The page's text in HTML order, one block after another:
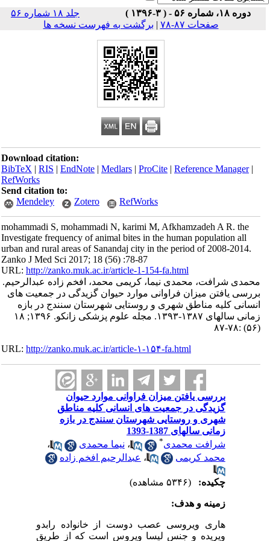
جلد ۱۸ شماره ۵۶
|برگشت به فهرست نسخه ها
Download citation:
BibTeX|RIS| EndNote |Medlars |ProCite|Reference
RefWorks
Send citation to:
Mendeley
Zotero RefWorks
mohammadi S, mohammadi N, karimi M, Afkhamzadeh A
Investigate frequency of animal bites in the human
urban and rural areas of Sanandaj city in the period of
Zanko J Med Sci 2017; 18 (56) :78-87
URL:http://zanko.muk.ac.ir/article-1-154-fa.html
محمدی نیما، کریمی محمد، افخم زاده عبدالرحیم.
میزان فراوانی موارد حیوان گزیدگی در جمعیت های
کلیه مناطق شهری و روستایی شهرستان سنندج در بازه
زمانی سالهای ۱۳۸۷-۱۳۹۳. مجله علوم پزشکی زانکو. ۱۳۹۶; ۱۸
URL:http://zanko.muk.ac.ir/article-۱-۱۵۴-fa.html
بررسی یافتن میزان فراوانی موارد حیوان
گزیدگی در جمعیت های انسانی کلیه مناطق
شهری و روستایی شهرستان سنندج در بازه
زمانی سالهای 1387-1393
شرافت محمدی* ،نیما محمدی
،
محمد کریمی
، عبدالرحیم افخم زاده
زمینه و هدف:
هاری ویروسی عصب دوست از خانواده رابدو
ویریده و جنس لیسا ویروس است که از طریق